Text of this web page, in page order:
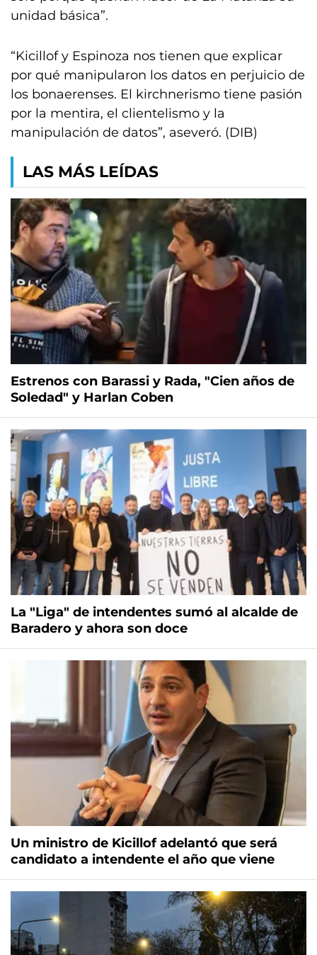
unidad básica”.
“Kicillof y Espinoza nos tienen que explicar
por qué manipularon los datos en perjuicio de
los bonaerenses. El kirchnerismo tiene pasión
por la mentira, el clientelismo y la
manipulación de datos”, aseveró. (DIB)
LAS MÁS LEÍDAS
Estrenos con Barassi y Rada, "Cien años de
Soledad" y Harlan Coben
La "Liga" de intendentes sumó al alcalde de
Baradero y ahora son doce
Un ministro de Kicillof adelantó que será
candidato a intendente el año que viene